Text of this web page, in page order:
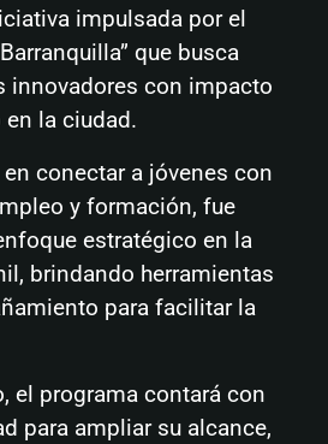
impulsada por el
que busca
innovadores con impacto
la ciudad.
conectar a jóvenes con
y formación, fue
estratégico en la
brindando herramientas
para facilitar la
el programa contará con
para ampliar su alcance,